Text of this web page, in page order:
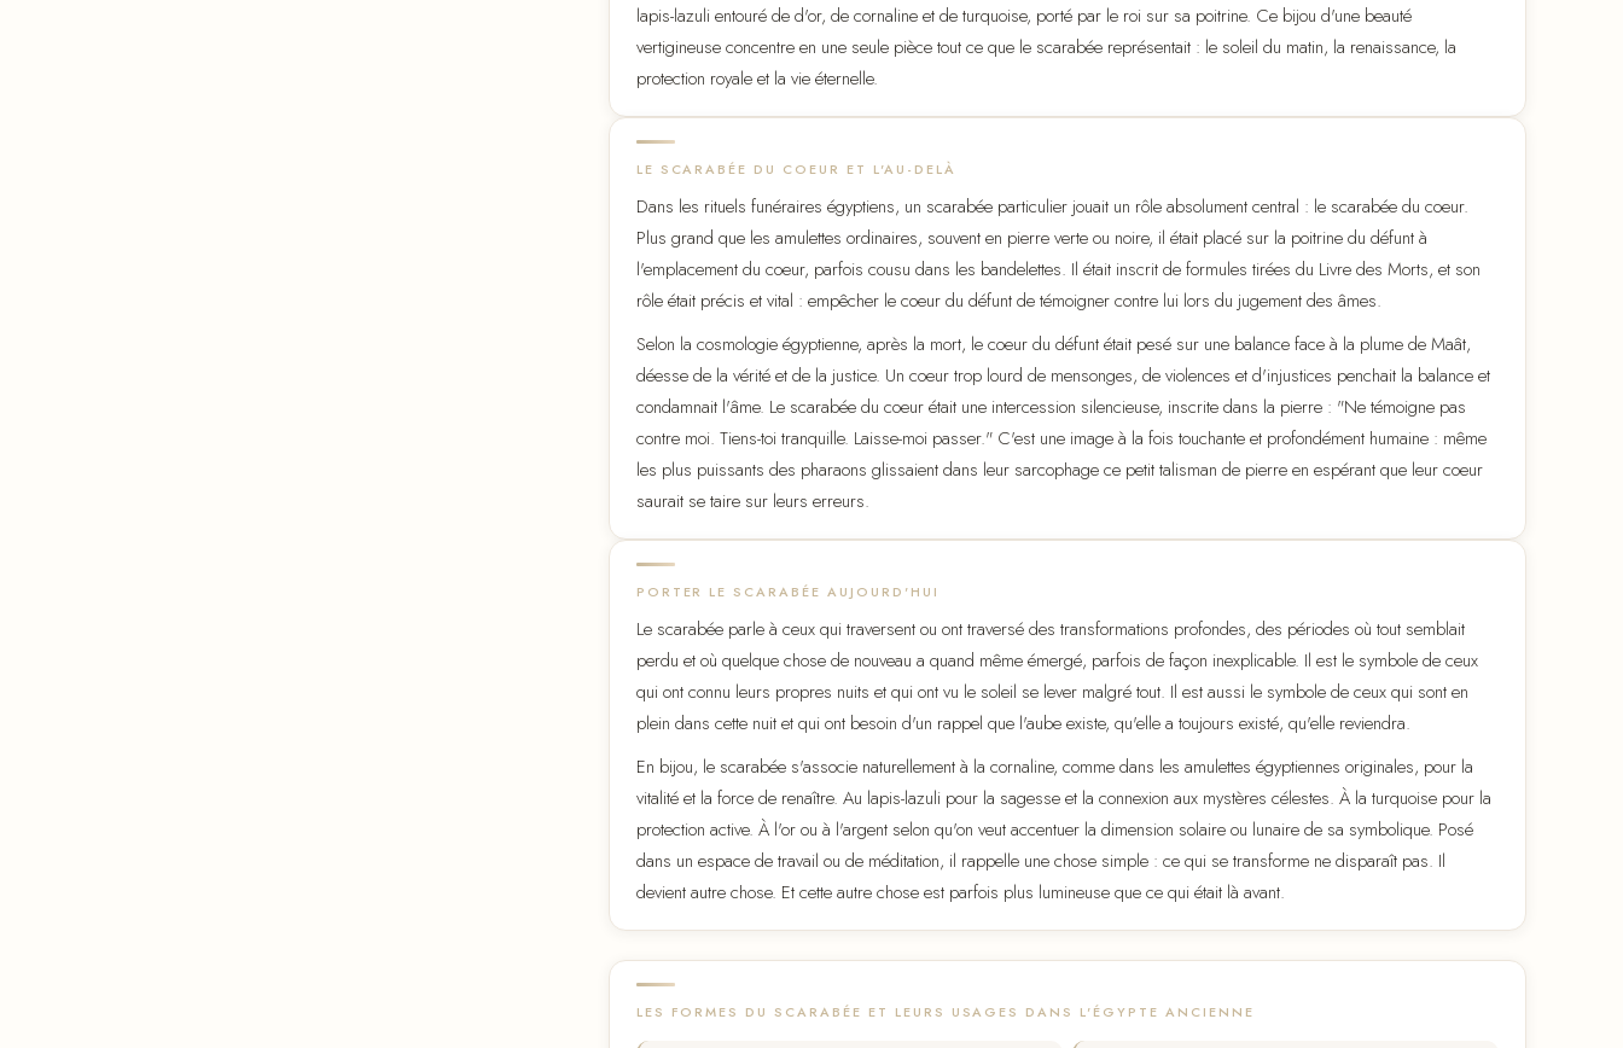
lapis-lazuli entouré de d'or, de cornaline et de turquoise, porté par le roi sur sa poitrine. Ce bijou d'une beauté
vertigineuse concentre en une seule pièce tout ce que le scarabée représentait : le soleil du matin, la renaissance, la
protection royale et la vie éternelle.
LE SCARABÉE DU COEUR ET L'AU-DELÀ
Dans les rituels funéraires égyptiens, un scarabée particulier jouait un rôle absolument central : le scarabée du coeur.
Plus grand que les amulettes ordinaires, souvent en pierre verte ou noire, il était placé sur la poitrine du défunt à
l'emplacement du coeur, parfois cousu dans les bandelettes. Il était inscrit de formules tirées du Livre des Morts, et son
rôle était précis et vital : empêcher le coeur du défunt de témoigner contre lui lors du jugement des âmes.
Selon la cosmologie égyptienne, après la mort, le coeur du défunt était pesé sur une balance face à la plume de Maât,
déesse de la vérité et de la justice. Un coeur trop lourd de mensonges, de violences et d'injustices penchait la balance et
condamnait l'âme. Le scarabée du coeur était une intercession silencieuse, inscrite dans la pierre : "Ne témoigne pas
contre moi. Tiens-toi tranquille. Laisse-moi passer." C'est une image à la fois touchante et profondément humaine : même
les plus puissants des pharaons glissaient dans leur sarcophage ce petit talisman de pierre en espérant que leur coeur
saurait se taire sur leurs erreurs.
PORTER LE SCARABÉE AUJOURD'HUI
Le scarabée parle à ceux qui traversent ou ont traversé des transformations profondes, des périodes où tout semblait
perdu et où quelque chose de nouveau a quand même émergé, parfois de façon inexplicable. Il est le symbole de ceux
qui ont connu leurs propres nuits et qui ont vu le soleil se lever malgré tout. Il est aussi le symbole de ceux qui sont en
plein dans cette nuit et qui ont besoin d'un rappel que l'aube existe, qu'elle a toujours existé, qu'elle reviendra.
En bijou, le scarabée s'associe naturellement à la cornaline, comme dans les amulettes égyptiennes originales, pour la
vitalité et la force de renaître. Au lapis-lazuli pour la sagesse et la connexion aux mystères célestes. À la turquoise pour la
protection active. À l'or ou à l'argent selon qu'on veut accentuer la dimension solaire ou lunaire de sa symbolique. Posé
dans un espace de travail ou de méditation, il rappelle une chose simple : ce qui se transforme ne disparaît pas. Il
devient autre chose. Et cette autre chose est parfois plus lumineuse que ce qui était là avant.
LES FORMES DU SCARABÉE ET LEURS USAGES DANS L'ÉGYPTE ANCIENNE